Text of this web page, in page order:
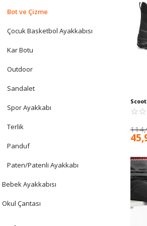
Bot ve Çizme
Çocuk Basketbol Ayakkabısı
Kar Botu
Outdoor
Sandalet
Spor Ayakkabı
Terlik
Panduf
Paten/Patenli Ayakkabı
Bebek Ayakkabısı
Okul Çantası
☆☆
★★